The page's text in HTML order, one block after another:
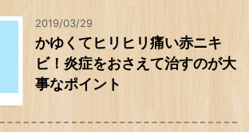
2019/03/29
かゆくてヒリヒリ痛い赤ニキ
ビ！炎症をおさえて治すのが大
事なポイント